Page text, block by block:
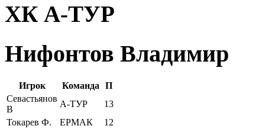
ХК А-ТУР
Нифонтов Владимир
Игрок Команда
П
Севастьянов
В
А-ТУР
13
Токарев Ф.
ЕРМАК
12